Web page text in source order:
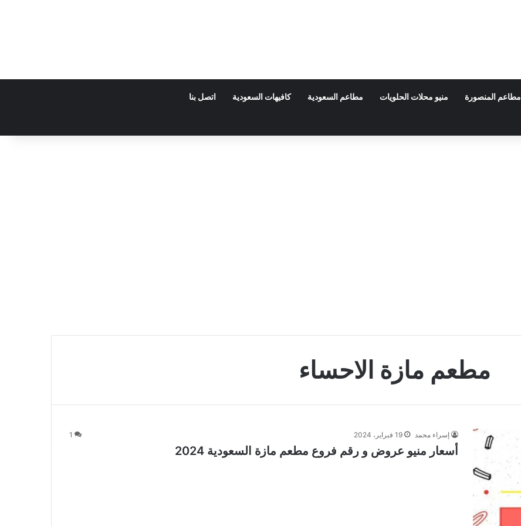
مطاعم المنصورة منيو محلات الحلويات مطاعم السعودية كافيهات السعودية اتصل بنا
مطعم مازة الاحساء
إسراء محمد 19 فبراير، 2024 1
أسعار منيو عروض و رقم فروع مطعم مازة السعودية 2024